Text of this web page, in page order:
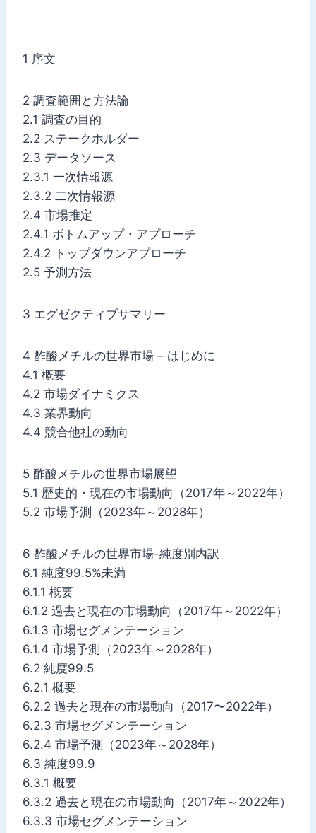
1 序文
2 調査範囲と方法論
2.1 調査の目的
2.2 ステークホルダー
2.3 データソース
2.3.1 一次情報源
2.3.2 二次情報源
2.4 市場推定
2.4.1 ボトムアップ・アプローチ
2.4.2 トップダウンアプローチ
2.5 予測方法
3 エグゼクティブサマリー
4 酢酸メチルの世界市場 – はじめに
4.1 概要
4.2 市場ダイナミクス
4.3 業界動向
4.4 競合他社の動向
5 酢酸メチルの世界市場展望
5.1 歴史的・現在の市場動向（2017年～2022年）
5.2 市場予測（2023年～2028年）
6 酢酸メチルの世界市場-純度別内訳
6.1 純度99.5%未満
6.1.1 概要
6.1.2 過去と現在の市場動向（2017年～2022年）
6.1.3 市場セグメンテーション
6.1.4 市場予測（2023年～2028年）
6.2 純度99.5
6.2.1 概要
6.2.2 過去と現在の市場動向（2017〜2022年）
6.2.3 市場セグメンテーション
6.2.4 市場予測（2023年～2028年）
6.3 純度99.9
6.3.1 概要
6.3.2 過去と現在の市場動向（2017年～2022年）
6.3.3 市場セグメンテーション